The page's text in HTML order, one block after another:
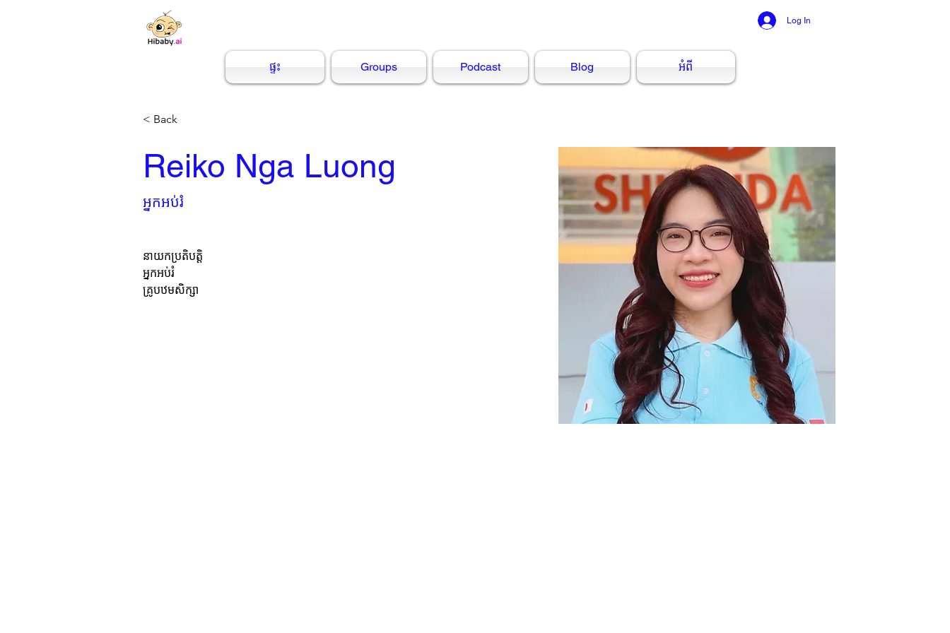
ផ្ទះ Groups Podcast Blog អំពី
Log In
< Back
Reiko Nga Luong
អ្នកអប់រំ
នាយកប្រតិបត្តិ
អ្នកអប់រំ
គ្រូបឋមសិក្សា